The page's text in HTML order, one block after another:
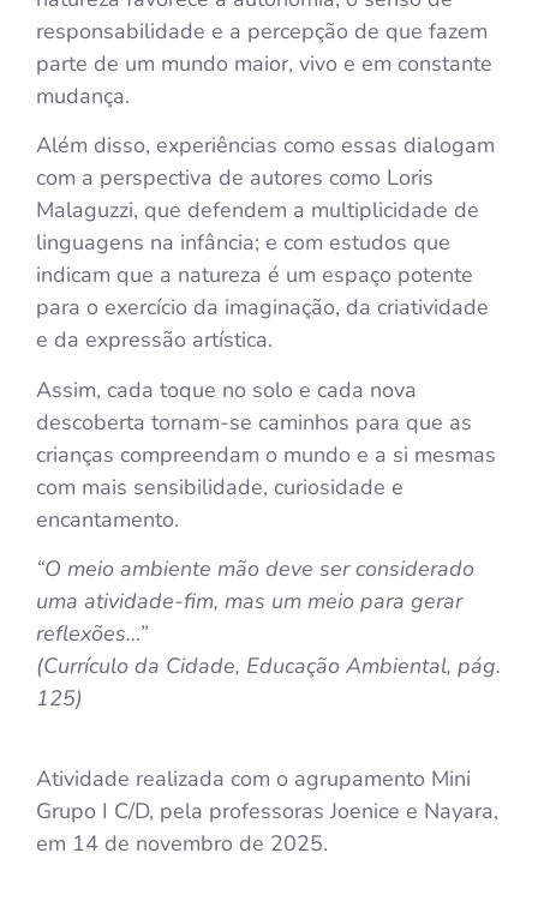
responsabilidade e a percepção de que fazem
parte de um mundo maior, vivo e em constante
mudança.
Além disso, experiências como essas dialogam
com a perspectiva de autores como Loris
Malaguzzi, que defendem a multiplicidade de
linguagens na infância; e com estudos que
indicam que a natureza é um espaço potente
para o exercício da imaginação, da criatividade
e da expressão artística.
Assim, cada toque no solo e cada nova
descoberta tornam-se caminhos para que as
crianças compreendam o mundo e a si mesmas
com mais sensibilidade, curiosidade e
encantamento.
“O meio ambiente mão deve ser considerado
uma atividade-fim, mas um meio para gerar
reflexões…”
(Currículo da Cidade, Educação Ambiental, pág.
125)
Atividade realizada com o agrupamento Mini
Grupo I C/D, pela professoras Joenice e Nayara,
em 14 de novembro de 2025.